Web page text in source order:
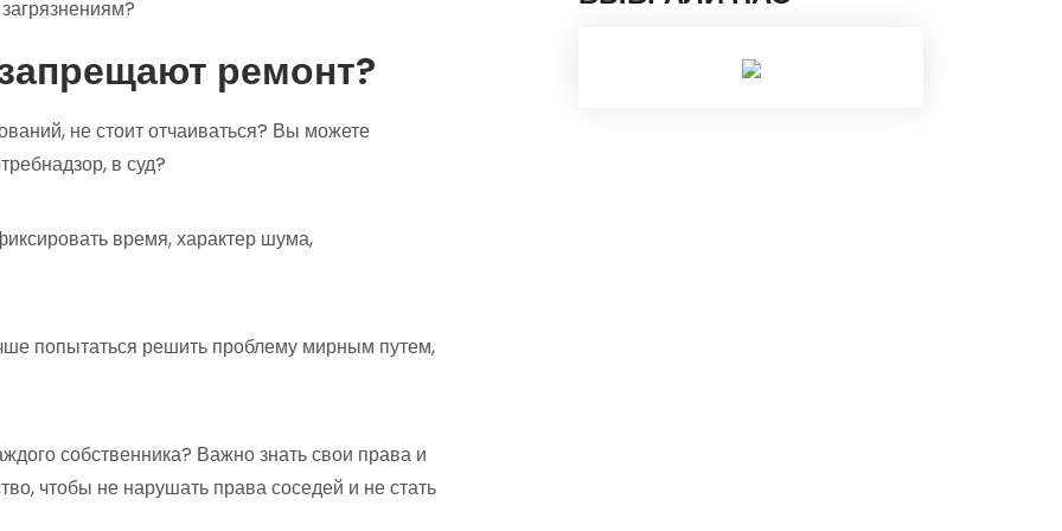
ремонт?
не стоит отчаиваться? Вы можете
в суд?
время, характер шума,
попытаться решить проблему мирным путем,
собственника? Важно знать свои права и
чтобы не нарушать права соседей и не стать